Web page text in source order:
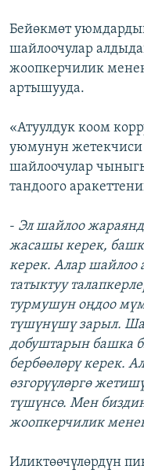
Бейөкмөт
шайлоочулар
жоопкерчилик
артышууда.
«Атуулдук коом
уюмунун жетекчиси
шайлоочулар
тандоого
- Эл шайлоо
жасашы керек,
керек. Алар шайлоо
татыктуу
турмушун оңдоо
түшүнүшү зарыл.
добуштарын башка
бербөөлөрү керек.
өзгорүүлөргө
түшүнсө. Мен
жоопкерчилик
Иликтөөчүлөрдүн